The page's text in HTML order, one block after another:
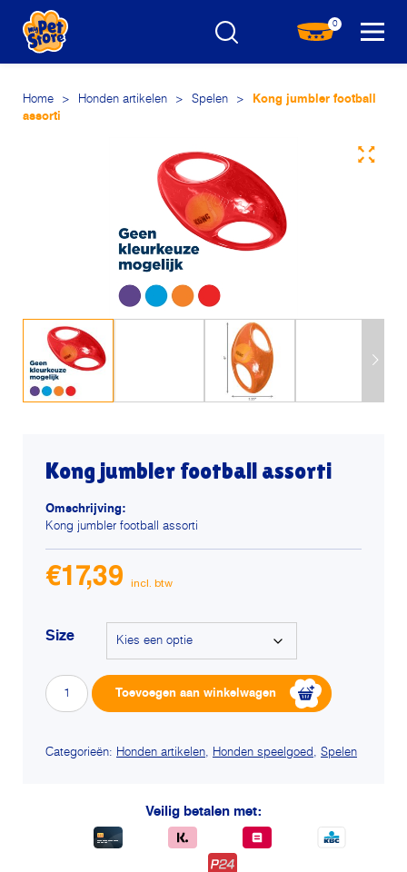
0
Home > Honden artikelen > Spelen >
Kong jumbler football
assorti
Kong jumbler football assorti
Omschrijving:
Kong jumbler football assorti
€17,39
Size
Kong
jumbler
aantal
Toevoegen aan winkelwagen
Categorieën: Honden artikelen, Honden speelgoed, Spelen
Veilig betalen met: